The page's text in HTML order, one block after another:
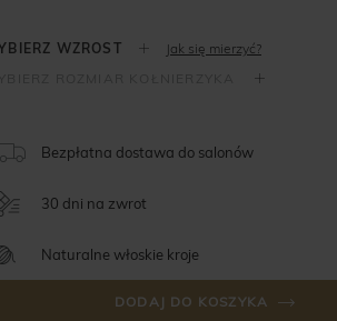
Jak się mierzyć?
Bezpłatna dostawa do salonów
30 dni na zwrot
Naturalne włoskie kroje
DODAJ DO KOSZYKA